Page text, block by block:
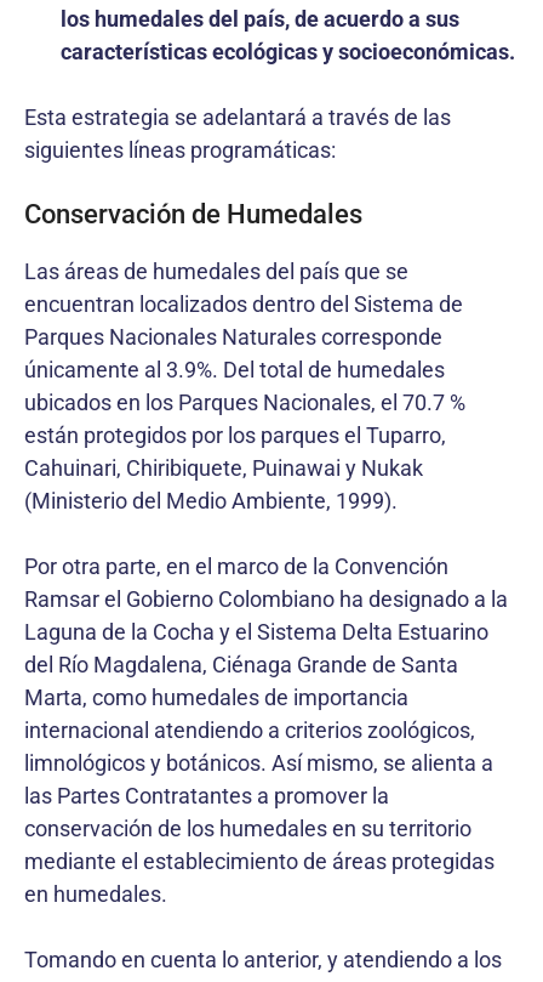
los humedales del país, de acuerdo a sus
características ecológicas y socioeconómicas.
Esta estrategia se adelantará a través de las
siguientes líneas programáticas:
Conservación de Humedales
Las áreas de humedales del país que se
encuentran localizados dentro del Sistema de
Parques Nacionales Naturales corresponde
únicamente al 3.9%. Del total de humedales
ubicados en los Parques Nacionales, el 70.7 %
están protegidos por los parques el Tuparro,
Cahuinari, Chiribiquete, Puinawai y Nukak
(Ministerio del Medio Ambiente, 1999).
Por otra parte, en el marco de la Convención
Ramsar el Gobierno Colombiano ha designado a la
Laguna de la Cocha y el Sistema Delta Estuarino
del Río Magdalena, Ciénaga Grande de Santa
Marta, como humedales de importancia
internacional atendiendo a criterios zoológicos,
limnológicos y botánicos. Así mismo, se alienta a
las Partes Contratantes a promover la
conservación de los humedales en su territorio
mediante el establecimiento de áreas protegidas
en humedales.
Tomando en cuenta lo anterior, y atendiendo a los